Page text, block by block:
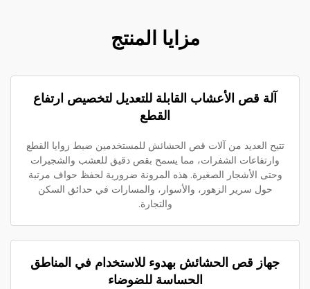
مزايا المنتج
آلة قص الأعشاب القابلة للتعديل لتخصيص ارتفاع
العديد من آلات قص الحشائش للمستخدمين ضبط زوايا القطع
وارتفاعات الشفرات، مما يسمح بقص دقيق للعشب والشجيرات
الأشجار الصغيرة. هذه المرونة ضرورية لحفظ حواف مرتبة
حول سرير الزهور، والأسوار، والمسارات في حدائق السكن
والتجارة.
جهاز قص الحشائش بهدوء للاستخدام في المناطق
الحساسة للضوضاء